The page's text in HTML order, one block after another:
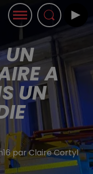
UN
A
UN
par Claire Cortyl